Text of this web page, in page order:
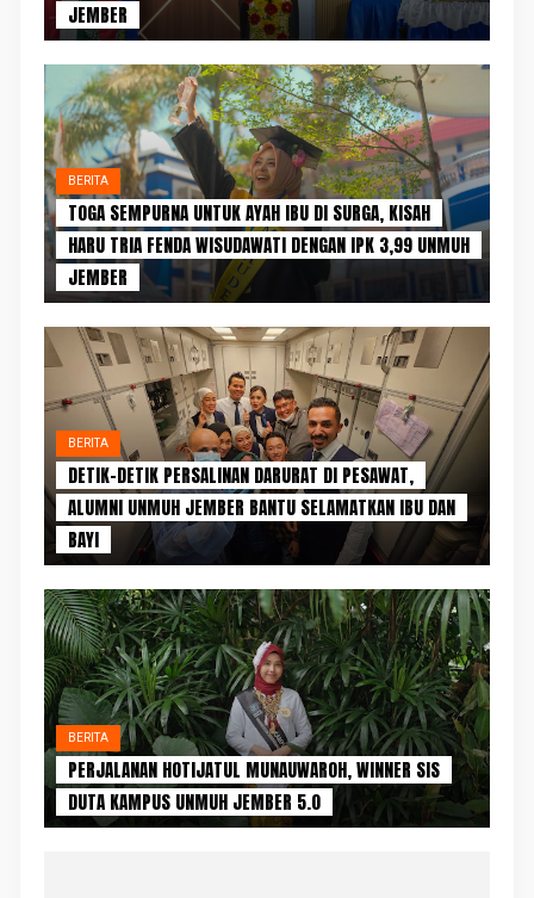
JEMBER
BERITA
TOGA SEMPURNA UNTUK AYAH IBU DI SURGA, KISAH
HARU TRIA FENDA WISUDAWATI DENGAN IPK 3,99 UNMUH
JEMBER
BERITA
DETIK-DETIK PERSALINAN DARURAT DI PESAWAT,
ALUMNI UNMUH JEMBER BANTU SELAMATKAN IBU DAN
BAYI
BERITA
PERJALANAN HOTIJATUL MUNAUWAROH, WINNER SIS
DUTA KAMPUS UNMUH JEMBER 5.0